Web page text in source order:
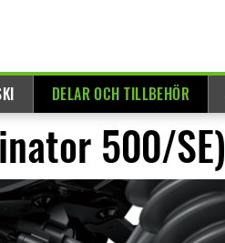
DELAR OCH TILLBEHÖR
500/SE)